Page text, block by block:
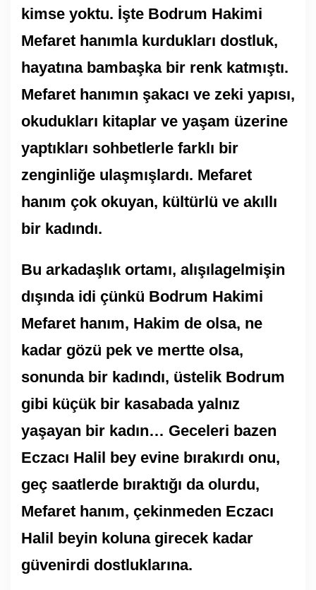
kimse yoktu. İşte Bodrum Hakimi
Mefaret hanımla kurdukları dostluk,
hayatına bambaşka bir renk katmıştı.
Mefaret hanımın şakacı ve zeki yapısı,
okudukları kitaplar ve yaşam üzerine
yaptıkları sohbetlerle farklı bir
zenginliğe ulaşmışlardı. Mefaret
hanım çok okuyan, kültürlü ve akıllı
bir kadındı.
Bu arkadaşlık ortamı, alışılagelmişin
dışında idi çünkü Bodrum Hakimi
Mefaret hanım, Hakim de olsa, ne
kadar gözü pek ve mertte olsa,
sonunda bir kadındı, üstelik Bodrum
gibi küçük bir kasabada yalnız
yaşayan bir kadın… Geceleri bazen
Eczacı Halil bey evine bırakırdı onu,
geç saatlerde bıraktığı da olurdu,
Mefaret hanım, çekinmeden Eczacı
Halil beyin koluna girecek kadar
güvenirdi dostluklarına.